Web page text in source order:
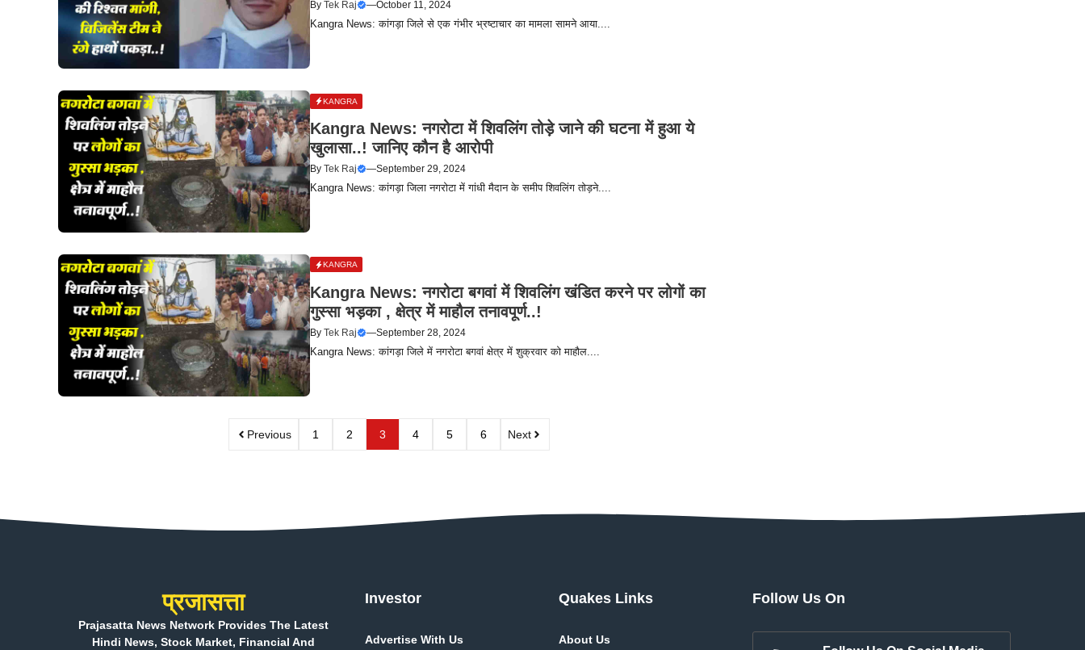
ByTek Raj —October 11, 2024
Kangra News: कांगड़ा जिले से एक गंभीर भ्रष्टाचार का मामला सामने आया....
KANGRA
Kangra News: नगरोटा में शिवलिंग तोड़े जाने की घटना में हुआ ये
खुलासा..! जानिए कौन है आरोपी
ByTek Raj —September 29, 2024
Kangra News: कांगड़ा जिला नगरोटा में गांधी मैदान के समीप शिवलिंग तोड़ने....
KANGRA
Kangra News: नगरोटा बगवां में शिवलिंग खंडित करने पर लोगों का
गुस्सा भड़का , क्षेत्र में माहौल तनावपूर्ण..!
ByTek Raj —September 28, 2024
Kangra News: कांगड़ा जिले में नगरोटा बगवां क्षेत्र में शुक्रवार को माहौल....
Previous 1 2 3 4 5 6 Next
प्रजासत्ता
Prajasatta News Network Provides The Latest
Hindi News, Stock Market, Financial And
Investor
Advertise With Us
Quakes Links
About Us
Follow Us On